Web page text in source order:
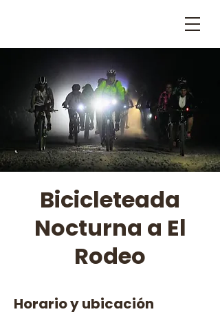
Bicicleteada
Nocturna a El
Rodeo
Horario y ubicación